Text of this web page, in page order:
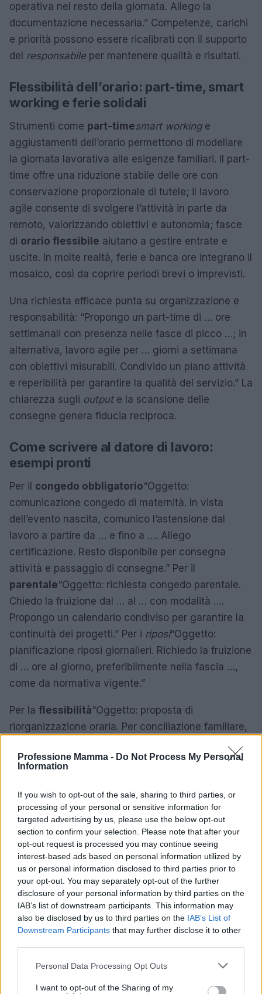
Professione Mamma - Do Not Process My Personal
Information
If you wish to opt-out of the sale, sharing to third parties, or
processing of your personal or sensitive information for
targeted advertising by us, please use the below opt-out
section to confirm your selection. Please note that after your
opt-out request is processed you may continue seeing
interest-based ads based on personal information utilized by
us or personal information disclosed to third parties prior to
your opt-out. You may separately opt-out of the further
disclosure of your personal information by third parties on the
IAB’s list of downstream participants. This information may
also be disclosed by us to third parties on the IAB’s List of
Downstream Participants that may further disclose it to other
Please note that this website/app uses one or more Google
not limited to your visit or usage behaviour. You may click to
Personal Data Processing Opt Outs
I want to opt-out of the Sharing of my
operativa nel resto della giornata. Allego la
documentazione necessaria.” Competenze, carichi
e priorità possono essere ricalibrati con il supporto
del responsabileper mantenere qualità e risultati.
Flessibilità dell’orario: part-time, smart
working e ferie solidali
Strumenti come part-timesmart workinge
aggiustamenti dell’orario permettono di modellare
la giornata lavorativa alle esigenze familiari. Il part-
time offre una riduzione stabile delle ore con
conservazione proporzionale di tutele; il lavoro
agile consente di svolgere l’attività in parte da
remoto, valorizzando obiettivi e autonomia; fasce
di orario flessibile aiutano a gestire entrate e
uscite. In molte realtà, ferie e banca ore integrano il
mosaico, così da coprire periodi brevi o imprevisti.
Una richiesta efficace punta su organizzazione e
responsabilità: “Propongo un part-time di … ore
settimanali con presenza nelle fasce di picco …; in
alternativa, lavoro agile per … giorni a settimana
con obiettivi misurabili. Condivido un piano attività
e reperibilità per garantire la qualità del servizio.” La
chiarezza sugli outpute la scansione delle
consegne genera fiducia reciproca.
Come scrivere al datore di lavoro:
esempi pronti
Per il congedo obbligatorio“Oggetto:
comunicazione congedo di maternità. In vista
dell’evento nascita, comunico l’astensione dal
lavoro a partire da … e fino a …. Allego
certificazione. Resto disponibile per consegna
attività e passaggio di consegne.” Per il
parentale“Oggetto: richiesta congedo parentale.
Chiedo la fruizione dal … al … con modalità ….
Propongo un calendario condiviso per garantire la
continuità dei progetti.” Per i riposi“Oggetto:
pianificazione riposi giornalieri. Richiedo la fruizione
di … ore al giorno, preferibilmente nella fascia …,
come da normativa vigente.”
Per la flessibilità“Oggetto: proposta di
riorganizzazione oraria. Per conciliazione familiare,
sede nelle giornate …; in alternativa, part-time di …
comunicazione, è utile indicare referenti, scadenze
e undocumento di handoverche descriva attività,
rischi e priorità.
Combinare bonus, welfare e strumenti
aziendali
Oltre ai congedi, molte lavoratrici possono
accedere abonuso misure di welfareaziendale:
rimborsi per servizi all’infanzia, contributi per baby-
sitting, convenzioni con nidi, fondi per la
genitorialità. Il principio utile è sommare ciò che è